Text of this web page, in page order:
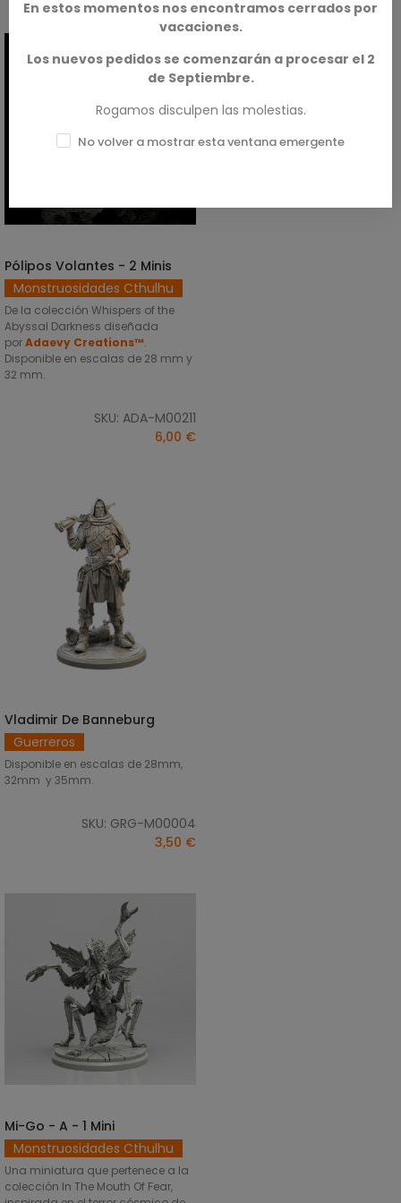
SELECCIONAR OPCIONES
Pólipos Volantes - 2 Minis
Monstruosidades Cthulhu
De la colección Whispers of the
Abyssal Darkness diseñada
porAdaevy Creations™.
Disponible en escalas de 28 mm y
32 mm.
SKU: ADA-M00211
6,00 €
SELECCIONAR OPCIONES
Vladimir De Banneburg
Guerreros
Disponible en escalas de 28mm,
32mm y 35mm.
SKU: GRG-M00004
3,50 €
SELECCIONAR OPCIONES
Mi-Go - A - 1 Mini
Monstruosidades Cthulhu
Una miniatura que pertenece a la
colección In The Mouth Of Fear,
En estos momentos nos encontramos cerrados por
vacaciones.
Los nuevos pedidos se comenzarán a procesar el 2
de Septiembre.
Rogamos disculpen las molestias.
No volver a mostrar esta ventana emergente